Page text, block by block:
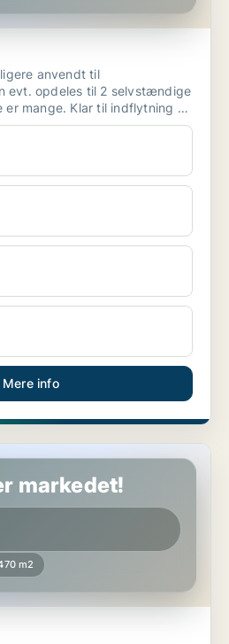
anvendt til
til indflytning og
Mere info
markedet!
m2